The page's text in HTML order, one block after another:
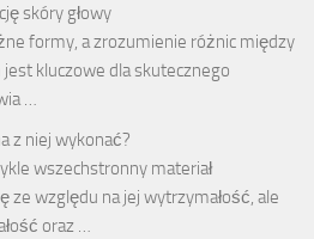
skóry głowy
formy, a zrozumienie różnic między
kluczowe dla skutecznego
…
z niej wykonać?
wszechstronny materiał
ze względu na jej wytrzymałość, ale
oraz …